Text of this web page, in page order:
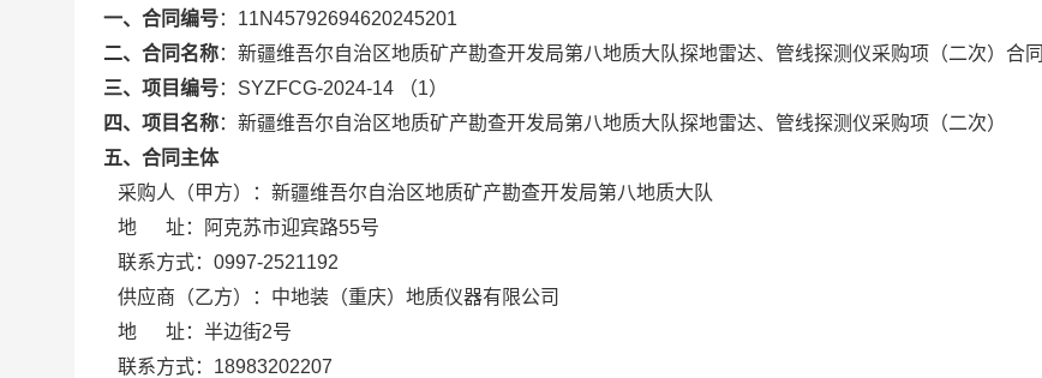
一、合同编号： 11N45792694620245201
二、合同名称： 新疆维吾尔自治区地质矿产勘查开发局第八地质大队探地雷达、管线探测仪采购项（二次）合同
三、项目编号： SYZFCG-2024-14 （1）
四、项目名称： 新疆维吾尔自治区地质矿产勘查开发局第八地质大队探地雷达、管线探测仪采购项（二次）
五、合同主体
采购人（甲方）： 新疆维吾尔自治区地质矿产勘查开发局第八地质大队
地 址：
阿克苏市迎宾路55号
联系方式： 0997-2521192
供应商（乙方）： 中地装（重庆）地质仪器有限公司
地 址： 半边街2号
联系方式： 18983202207